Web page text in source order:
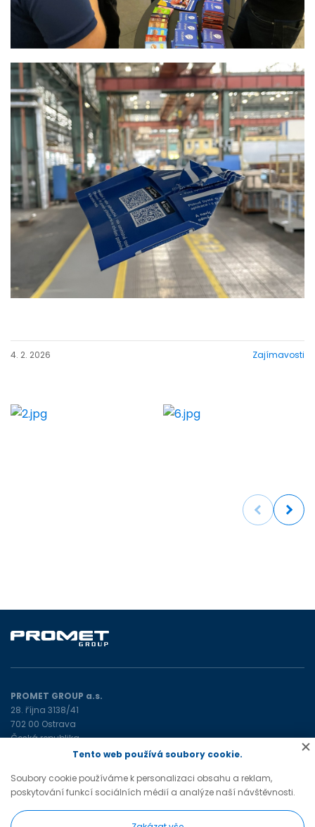
4. 2. 2026 Zajímavosti
Previous Next
PROMET GROUP a.s.
28. října 3138/41
702 00 Ostrava
Česká republika
promet@prometgroup.eu
+420 596 621 472
(tel)
+420 596 621 482
Tento web používá soubory cookie.
Soubory cookie používáme k personalizaci obsahu a reklam,
poskytování funkcí sociálních médií a analýze naší návštěvnosti.